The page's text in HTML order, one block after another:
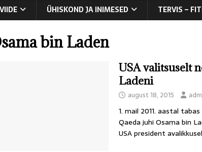
ÜHISKOND JA INIMESED TERVIS –
bin Laden
USA valitsuselt
Ladeni
august 18, 2015
1. mail 2011. aastal
Qaeda juhi Osama bin
USA president